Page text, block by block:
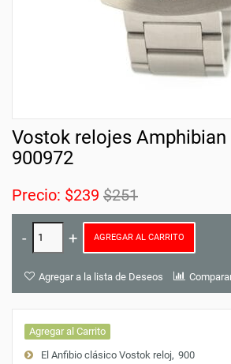
Vostok relojes
900972
Precio: $239 $251
AGREGAR AL CARRITO
Agregar a la lista de Deseos
Agregar al Carrito
El Anfibio clásico Vostok reloj 900